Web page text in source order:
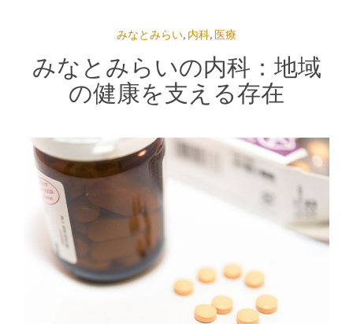
みなとみらい, 内科, 医療
みなとみらいの内科：地域
の健康を支える存在